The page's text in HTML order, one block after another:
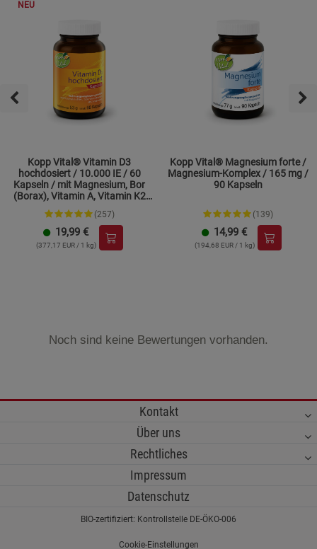
NEU
Kopp Vital® Vitamin D3
hochdosiert / 10.000 IE / 60
Kapseln / mit Magnesium, Bor
(Borax), Vitamin A, Vitamin K2
und Zink
(257)
19,99 €
(377,17 EUR / 1 kg)
Kopp Vital® Magnesium forte /
Magnesium-Komplex / 165 mg /
90 Kapseln
(139)
14,99 €
(194,68 EUR / 1 kg)
Noch sind keine Bewertungen vorhanden.
Kontakt
Über uns
Rechtliches
Impressum
Datenschutz
BIO-zertifiziert: Kontrollstelle DE-ÖKO-006
Cookie-Einstellungen